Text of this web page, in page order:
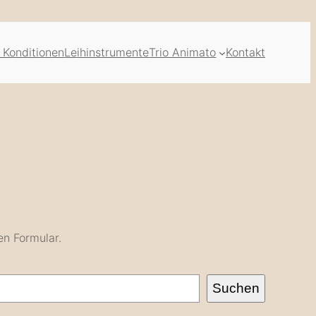
LeihinstrumenteTrio Animato Kontakt
Formular.
Suchen